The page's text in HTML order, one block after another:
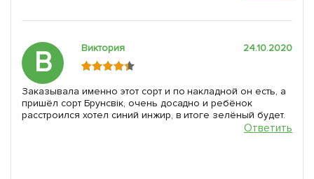
В Виктория 24.10.2020
Заказывала именно этот сорт и по накладной он есть, а
пришёл сорт Брунсвік, очень досадно и ребёнок
расстроился хотел синий инжир, в итоге зелёный будет.
Ответить